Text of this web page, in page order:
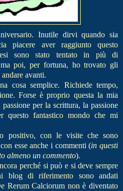
Inutile dirvi quando sia
piacere aver raggiunto questo
sono stato tentato in più di
poi, per fortuna, ho trovato gli
avanti.
cosa semplice. Richiede tempo,
Forse è proprio questa la mia
per la scrittura, la passione
questo fantastico mondo che mi
positivo, con le visite che sono
esse anche i commenti (in questi
almeno un commento).
perché si può e si deve sempre
blog di riferimento sono andati
Rerum Calciorum non è diventato